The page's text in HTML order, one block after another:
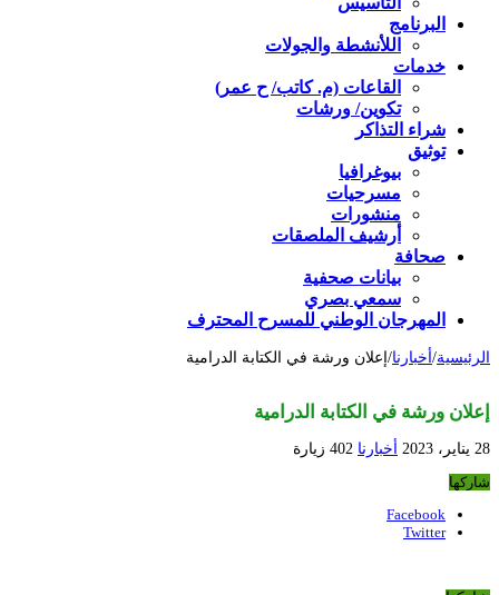
البرنامج
اللأنشطة والجولات
خدمات
القاعات (م. كاتب/ ح عمر)
تكوين/ ورشات
شراء التذاكر
توثيق
بيوغرافيا
مسرحيات
منشورات
أرشيف الملصقات
صحافة
بيانات صحفية
سمعي بصري
المهرجان الوطني للمسرح المحترف
الرئيسية/ أخبارنا/ إعلان ورشة في الكتابة الدرامية
إعلان ورشة في الكتابة الدرامية
28 يناير، 2023 أخبارنا 402 زيارة
شاركها
Facebook
Twitter